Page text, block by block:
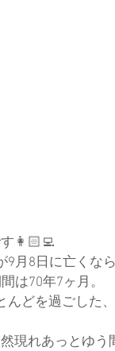
👩🏻‍💻
9月8日に亡くな
は70年7ヶ月。
んどを過ごした
現れあっとゆ